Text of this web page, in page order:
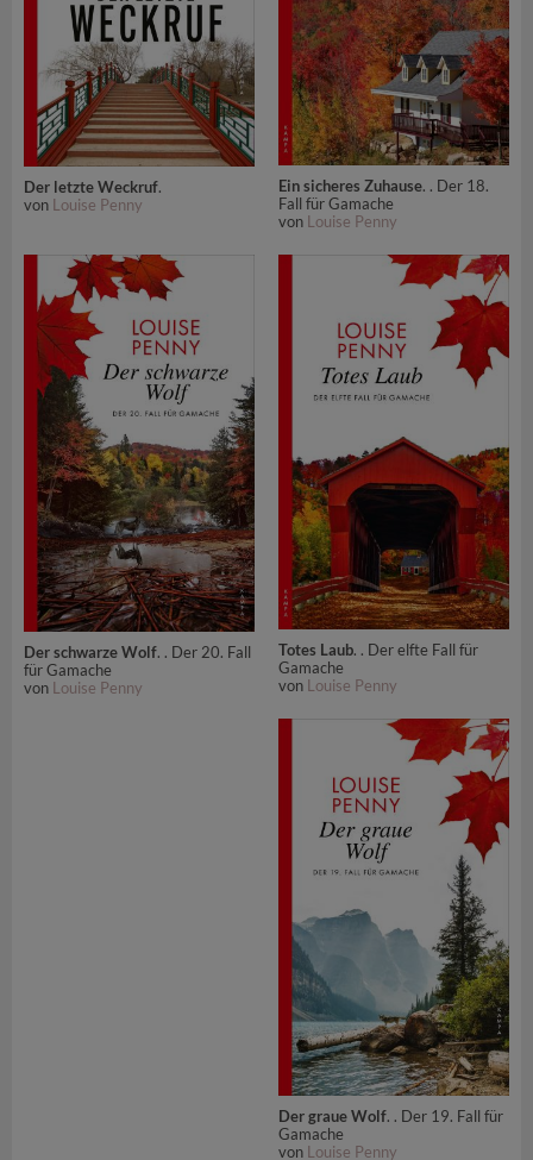
Der letzte Weckruf.
von Louise Penny
Ein sicheres Zuhause. . Der 18.
Fall für Gamache
von Louise Penny
Der schwarze Wolf. . Der 20. Fall
für Gamache
von Louise Penny
Totes Laub. . Der elfte Fall für
Gamache
von Louise Penny
Der graue Wolf. . Der 19. Fall für
Gamache
von Louise Penny